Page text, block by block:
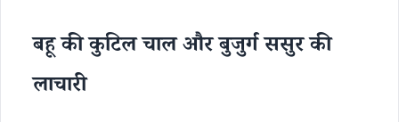
बहू की कुटिल चाल और बुजुर्ग ससुर की
लाचारी